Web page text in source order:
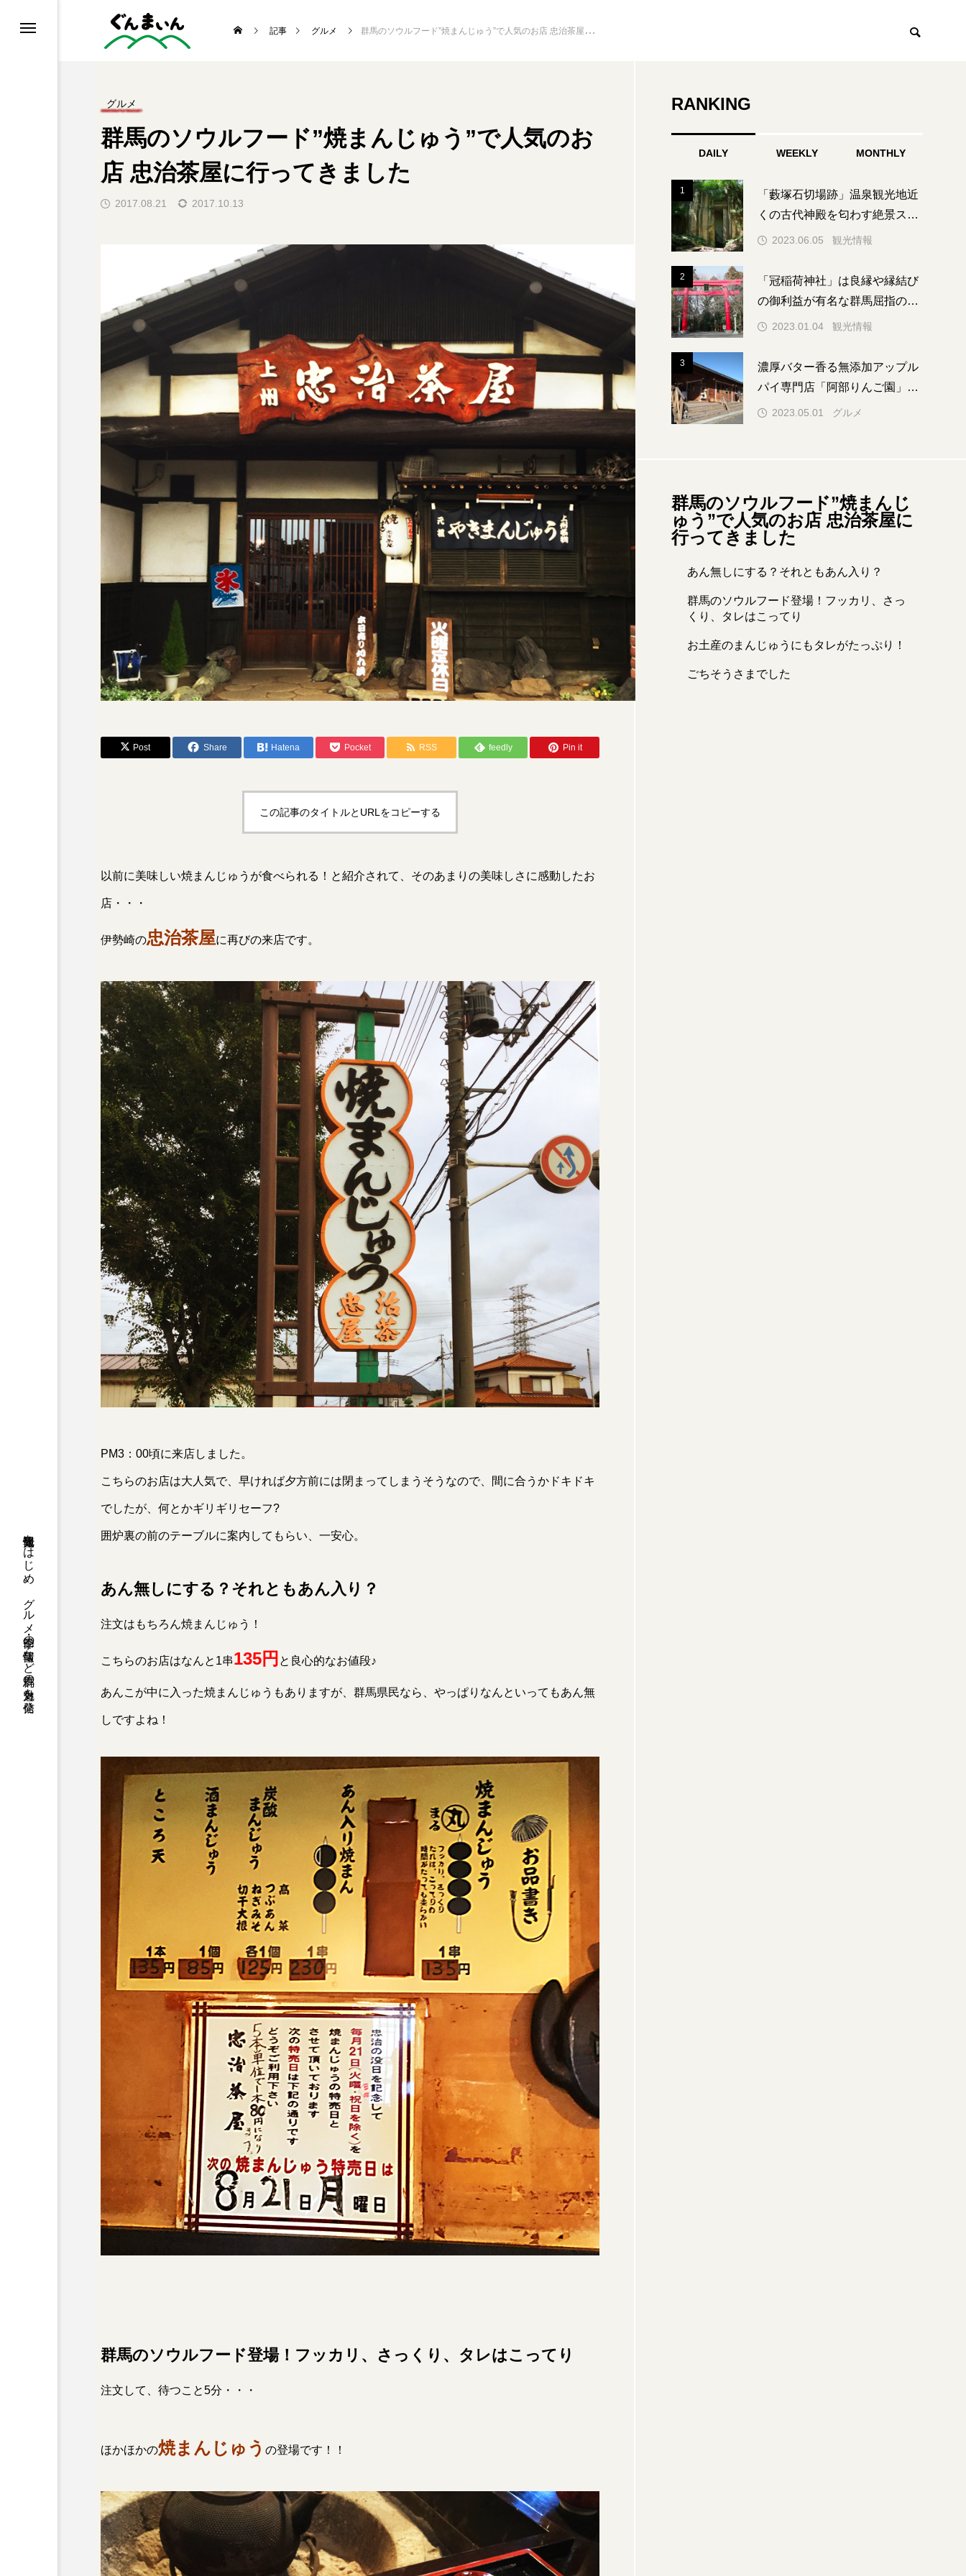
観光情報をはじめ、グルメ・季節の情報など群馬の魅力を発信
ぐんまいん
編集部
おでかけ
美しすぎる四万ブルー
「四万の甌穴群」
ぐんまいん
編集部
2022.10.24
グルメ
アップルパイ専門店
「阿部りんご園」さん
に行ってきました！
2023.05.01
イベント
「オススメイルミネー
ション5選」 群馬のき
らめく冬を堪能しよう
ぐんまいん
2022.12.26
「藪塚石切場跡」温泉
を匂わす絶景スポット
2023.06.05

TAG LIST
アート イベント イルミネーション うどん お散歩 お祭り カルチャー
カレー キッズ クリスマス ライトアップ 世界遺産
中之条町 伊香保 伊香保温泉 八ッ場ダム 前橋市 古墳
四万ブルー 四万温泉 太田市 嬬恋村 学校 富岡市 富岡製糸場 川
焼きまんじゅう 癒し 神社 自然 草津温泉 草津町
記事 グルメ 群馬のソウルフード”焼まんじゅう”で人気のお店 忠治茶屋に行ってきました
グルメ
群馬のソウルフード”焼まんじゅう”で人気のお
店 忠治茶屋に行ってきました
2017.08.21 2017.10.13
Post Share Hatena Pocket RSS feedly Pin it
この記事のタイトルとURLをコピーする
以前に美味しい焼まんじゅうが食べられる！と紹介されて、そのあまりの美味しさに感動したお
店・・・
伊勢崎の忠治茶屋に再びの来店です。
PM3：00頃に来店しました。
こちらのお店は大人気で、早ければ夕方前には閉まってしまうそうなので、間に合うかドキドキ
でしたが、何とかギリギリセーフ?
囲炉裏の前のテーブルに案内してもらい、一安心。
あん無しにする？それともあん入り？
注文はもちろん焼まんじゅう！
こちらのお店はなんと1串135円 と良心的なお値段♪
あんこが中に入った焼まんじゅうもありますが、群馬県民なら、やっぱりなんといってもあん無
しですよね！
群馬のソウルフード登場！フッカリ、さっくり、タレはこってり
注文して、待つこと5分・・・
ほかほかの焼まんじゅう の登場です！！
RANKING
DAILY WEEKLY MONTHLY
1
「藪塚石切場跡」温泉観光地近
くの古代神殿を匂わす絶景スポ
ット2023.06.05 観光情報
2
「冠稲荷神社」は良縁や縁結び
の御利益が有名な群馬屈指のパ
ワースポット
2023.01.04 観光情報
3
濃厚バター香る無添加アップル
パイ専門店「阿部りんご園」さ
んに行ってきました！
2023.05.01 グルメ
群馬のソウルフード”焼まんじ
ゅう”で人気のお店 忠治茶屋に
行ってきました
あん無しにする？それともあん入り？
群馬のソウルフード登場！フッカリ、さっ
くり、タレはこってり
お土産のまんじゅうにもタレがたっぷり！
ごちそうさまでした